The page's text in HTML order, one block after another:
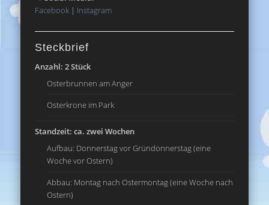
Facebook | Instagram
Steckbrief
Anzahl: 2 Stück
Osterbrunnen am Anger
Osterkrone im Park
Standzeit: ca. zwei Wochen
Aufbau: Donnerstag vor Gründonnerstag (eine
Woche vor Ostern)
Abbau: Montag nach Ostermontag (eine Woche nach
Ostern)